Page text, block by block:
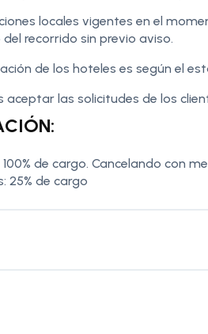
locales vigentes en el
recorrido sin previo aviso.
de los hoteles es según el
las solicitudes de los
de cargo. Cancelando con
25% de cargo